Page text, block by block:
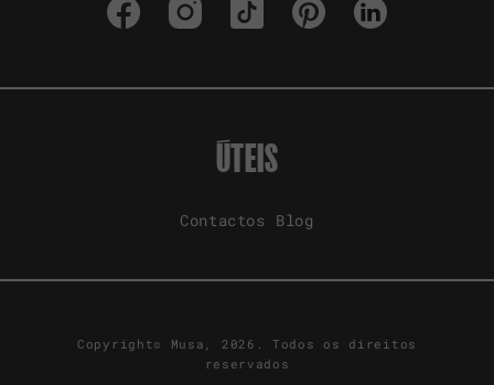
FacebookInstagramTikTok PinterestLinkedIn
ÚTEIS
Contactos Blog
Copyright© Musa, 2026. Todos os direitos
reservados